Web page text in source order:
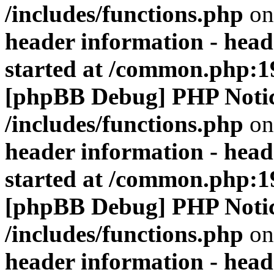
/includes/functions.php
header information -
started at /
[phpBB Debug] PHP
/includes/functions.php
header information -
started at /
[phpBB Debug] PHP
/includes/functions.php
header information -